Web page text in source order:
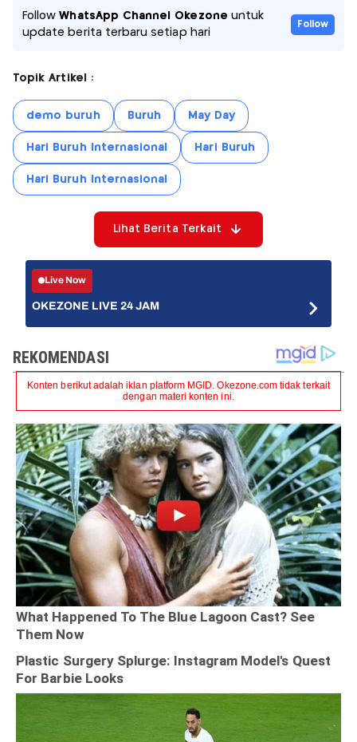
FollowWhatsApp Channel Okezone untuk
update berita terbaru setiap hari
Follow
Topik Artikel :
demo buruh Buruh May Day
Hari Buruh Internasional Hari Buruh
Hari Buruh Internasional
Lihat Berita Terkait
Live Now
OKEZONE LIVE 24 JAM